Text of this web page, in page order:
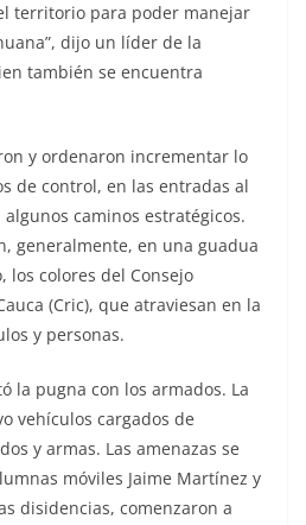
territorio para poder manejar
dijo un líder de la
también se encuentra
y ordenaron incrementar lo
de control, en las entradas al
caminos estratégicos.
generalmente, en una guadua
los colores del Consejo
(Cric), que atraviesan en la
y personas.
la pugna con los armados. La
vehículos cargados de
y armas. Las amenazas se
móviles Jaime Martínez y
disidencias, comenzaron a